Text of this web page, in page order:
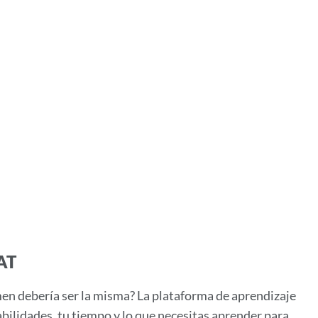
debería ser la misma? La plataforma de aprendizaje